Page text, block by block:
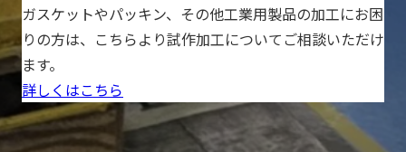
ガスケットやパッキン、その他工業用製品の加工にお困
りの方は、こちらより試作加工についてご相談いただけ
ます。
詳しくはこちら